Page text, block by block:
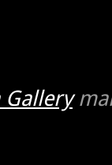
Gallery